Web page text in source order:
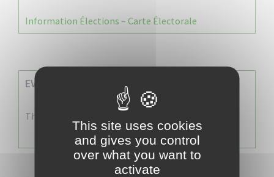
Information Élections – Carte Électorale
EVENEMENTS A VENIR
There are no events
This site uses cookies
and gives you control
over what you want to
activate